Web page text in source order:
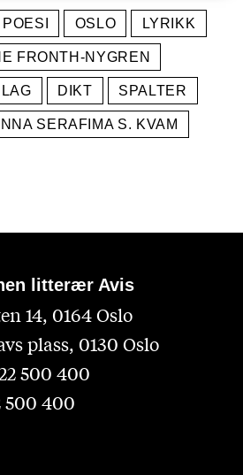
POESI OSLO LYRIKK
FRONTH-NYGREN
DIKT SPALTER
SERAFIMA S. KVAM
litterær Avis
14, 0164 Oslo
plass, 0130 Oslo
500 400
500 400